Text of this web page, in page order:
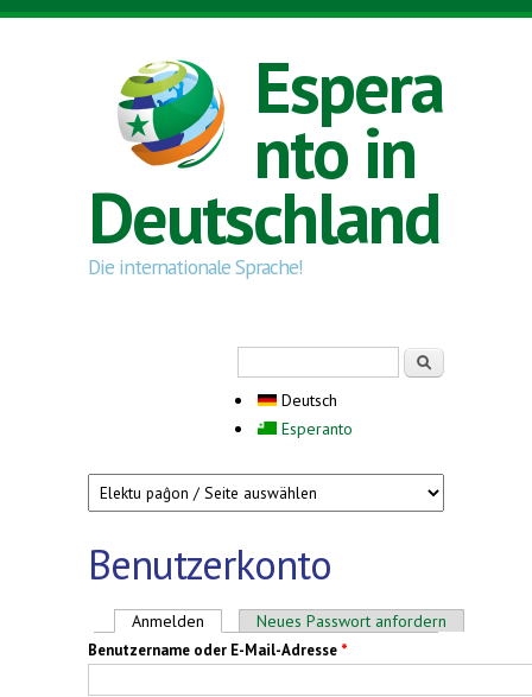
Direkt zum Inhalt
Espera
nto in
Deutschland
Die internationale Sprache!
Deutsch
Esperanto
Benutzerkonto
Haupt-Reiter
Anmelden (aktiver Reiter)
Neues Passwort anfordern
Benutzername oder E-Mail-Adresse *